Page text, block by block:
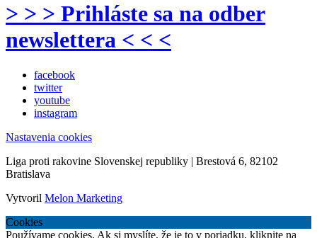
> > > Prihláste sa na odber
newslettera < < <
facebook
twitter
youtube
instagram
Nastavenia cookies
Liga proti rakovine Slovenskej republiky | Brestová 6, 82102
Bratislava
Vytvoril Melon Marketing
Cookies
Používame cookies. Ak si myslíte, že je to v poriadku, kliknite na